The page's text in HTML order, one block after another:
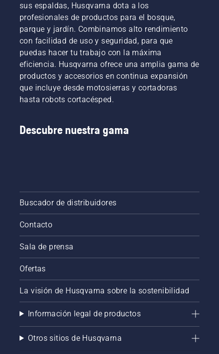
sus espaldas, Husqvarna dota a los
profesionales de productos para el bosque,
parque y jardín. Combinamos alto rendimiento
con facilidad de uso y seguridad, para que
puedas hacer tu trabajo con la máxima
eficiencia. Husqvarna ofrece una amplia gama de
productos y accesorios en continua expansión
que incluye desde motosierras y cortadoras
hasta robots cortacésped.
Descubre nuestra gama
Buscador de distribuidores
Contacto
Sala de prensa
Ofertas
La visión de Husqvarna sobre la sostenibilidad
Información legal de productos
Otros sitios de Husqvarna